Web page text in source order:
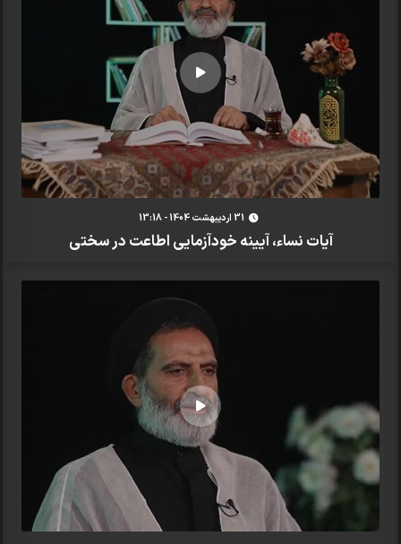
31 ارديبهشت 1404 - 13:18
آیات نساء، آیینه خودآزمایی اطاعت در سختی